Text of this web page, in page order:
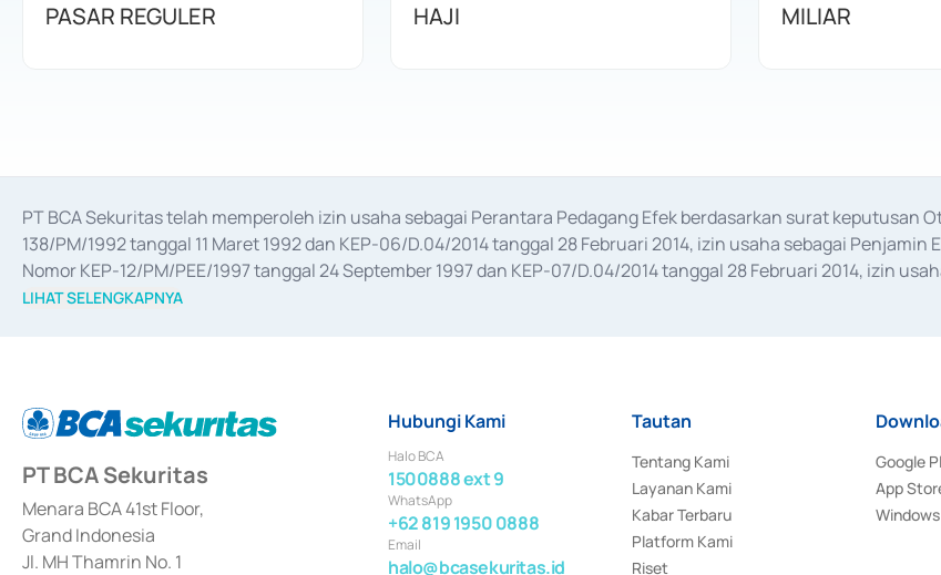
PASAR REGULER
HAJI
MILIAR
PT BCA Sekuritas telah memperoleh izin usaha sebagai Perantara Pedagang Efek berdasarkan surat keputusan
138/PM/1992 tanggal 11 Maret 1992 dan KEP-06/D.04/2014 tanggal 28 Februari 2014, izin usaha sebagai
Nomor KEP-12/PM/PEE/1997 tanggal 24 September 1997 dan KEP-07/D.04/2014 tanggal 28 Februari 2014, izin
merger, akuisisi, divestasi, dan
LIHAT SELENGKAPNYA
PT BCA Sekuritas
Menara BCA 41st Floor,
Grand Indonesia
Jl. MH Thamrin No. 1
Hubungi Kami
Halo BCA
1500888 ext 9
WhatsApp
+62 819 1950 0888
Email
halo@bcasekuritas.id
Tautan
Tentang Kami
Layanan Kami
Kabar Terbaru
Platform Kami
Riset
Google
App